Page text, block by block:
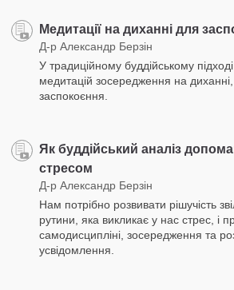
Медитації на диханні для
Д-р Александр Берзін
У традиційному буддійському підході
медитацій зосередження на
заспокоєння.
Як буддійський аналіз
стресом
Д-р Александр Берзін
Нам потрібно розвивати рішучість
рутини, яка викликає у нас стрес, і
самодисципліні, зосередження та
усвідомлення.